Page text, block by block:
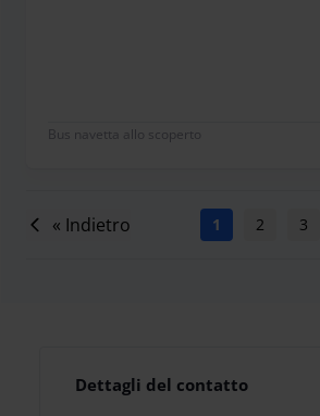
Bus navetta allo scoperto
« Indietro 1 2 3
Dettagli del contatto